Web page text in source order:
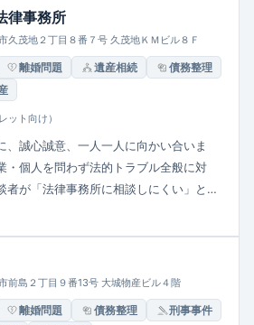
など幅広く、依頼者の立場に立った丁寧
律事務所
茂地２丁目８番７号 久茂地ＫＭビル８Ｆ
離婚問題 遺産相続
債務整理
ット向け）
、誠心誠意、一人一人に向かい合いま
・個人を問わず法的トラブル全般に対
者が「法律事務所に相談しにくい」と感
久茂地に所在し、平日9:00〜12:00、
前島２丁目９番13号 大城物産ビル４階
離婚問題 債務整理
刑事事件